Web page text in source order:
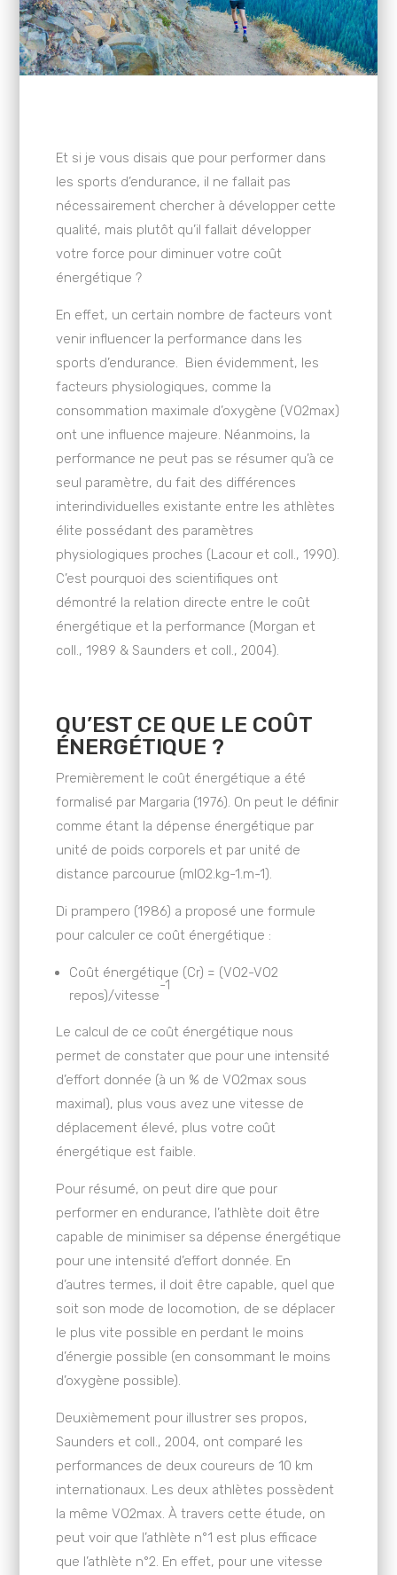
Et si je vous disais que pour performer dans
les sports d’endurance, il ne fallait pas
nécessairement chercher à développer cette
qualité, mais plutôt qu’il fallait développer
votre force pour diminuer votre coût
énergétique ?
En effet, un certain nombre de facteurs vont
venir influencer la performance dans les
sports d’endurance. Bien évidemment, les
facteurs physiologiques, comme la
consommation maximale d’oxygène (VO2max)
ont une influence majeure. Néanmoins, la
performance ne peut pas se résumer qu’à ce
seul paramètre, du fait des différences
interindividuelles existante entre les athlètes
élite possédant des paramètres
physiologiques proches (Lacour et coll., 1990).
C’est pourquoi des scientifiques ont
démontré la relation directe entre le coût
énergétique et la performance (Morgan et
coll., 1989 & Saunders et coll., 2004).
QU’EST CE QUE LE COÛT
ÉNERGÉTIQUE ?
Premièrement le coût énergétique a été
formalisé par Margaria (1976). On peut le définir
comme étant la dépense énergétique par
unité de poids corporels et par unité de
distance parcourue (mlO2.kg-1.m-1).
Di prampero (1986) a proposé une formule
pour calculer ce coût énergétique :
Coût énergétique (Cr) = (VO2-VO2
repos)/vitesse
-1
Le calcul de ce coût énergétique nous
permet de constater que pour une intensité
d’effort donnée (à un % de VO2max sous
maximal), plus vous avez une vitesse de
déplacement élevé, plus votre coût
énergétique est faible.
Pour résumé, on peut dire que pour
performer en endurance, l’athlète doit être
capable de minimiser sa dépense énergétique
pour une intensité d’effort donnée. En
d’autres termes, il doit être capable, quel que
soit son mode de locomotion, de se déplacer
le plus vite possible en perdant le moins
d’énergie possible (en consommant le moins
d’oxygène possible).
Deuxièmement pour illustrer ses propos,
Saunders et coll., 2004, ont comparé les
performances de deux coureurs de 10 km
internationaux. Les deux athlètes possèdent
la même VO2max. À travers cette étude, on
peut voir que l’athlète n°1 est plus efficace
que l’athlète n°2. En effet, pour une vitesse